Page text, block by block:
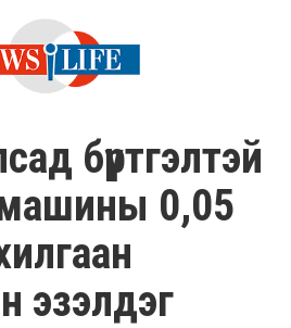
бүртгэлтэй
0,05
эзэлдэг